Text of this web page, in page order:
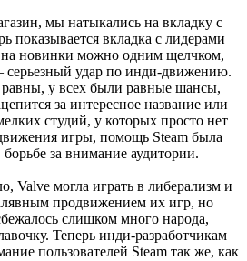
мы натыкались на вкладку с
показывается вкладка с лидерами
новинки можно одним щелчком,
серьезный удар по инди-движению.
у всех были равные шансы,
за интересное название или
студий, у которых просто нет
игры, помощь Steam была
за внимание аудитории.
Valve могла играть в либерализм и
продвижением их игр, но
слишком много народа,
Теперь инди-разработчикам
пользователей Steam так же, как